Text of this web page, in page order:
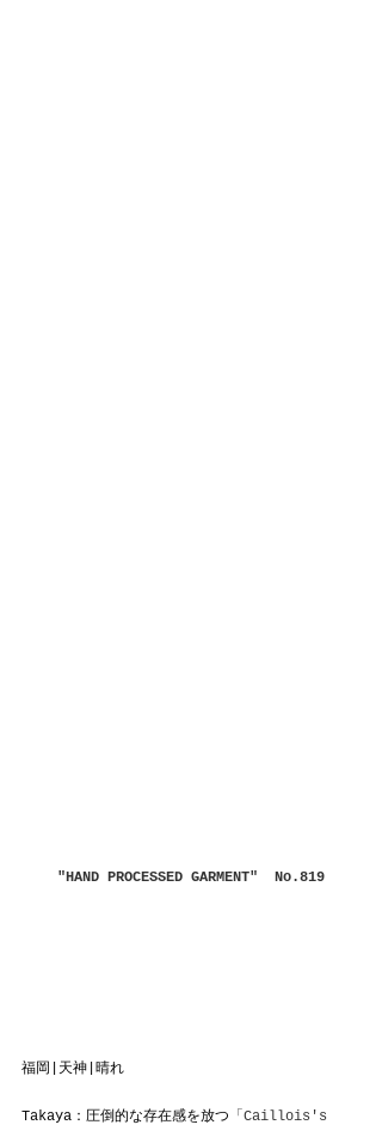
"HAND PROCESSED GARMENT"  No.819
福岡|天神|晴れ
Takaya：圧倒的な存在感を放つ 「Caillois's